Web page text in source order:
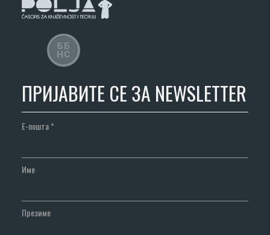
ПРИЈАВИТЕ СЕ ЗА NEWSLETTER
Е-пошта*
Име
Презиме